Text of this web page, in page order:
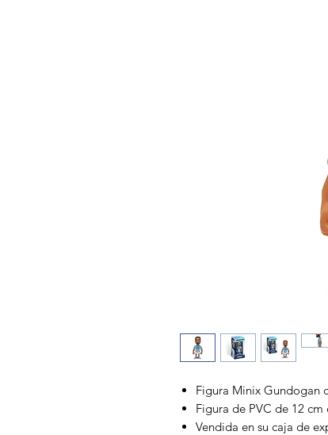
Figura Minix Gundogan
Figura de PVC de 12 cm
Vendida en su caja de